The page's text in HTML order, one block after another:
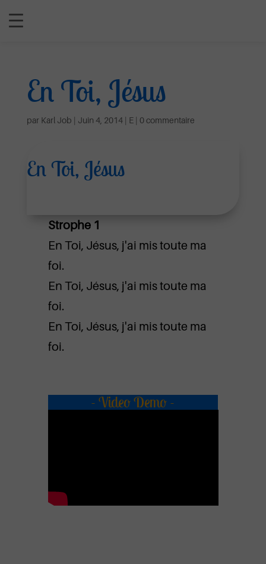
En Toi, Jésus
par Karl Job | Juin 4, 2014| E| 0 commentaire
En Toi, Jésus
Strophe 1
En Toi, Jésus, j'ai mis toute ma
foi.
En Toi, Jésus, j'ai mis toute ma
foi.
En Toi, Jésus, j'ai mis toute ma
foi.
- Video Demo -